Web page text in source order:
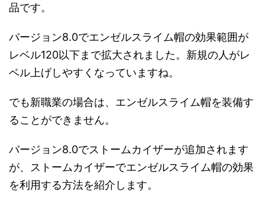
品です。
バージョン8.0でエンゼルスライム帽の効果範囲が
レベル120以下まで拡大されました。新規の人がレ
ベル上げしやすくなっていますね。
でも新職業の場合は、エンゼルスライム帽を装備す
ることができません。
バージョン8.0でストームカイザーが追加されます
が、ストームカイザーでエンゼルスライム帽の効果
を利用する方法を紹介します。